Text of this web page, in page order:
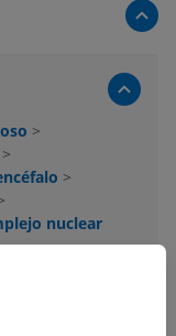
>
>
>
nuclear